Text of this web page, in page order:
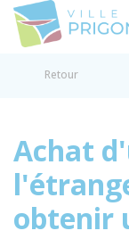
Retour
Achat
obtenir